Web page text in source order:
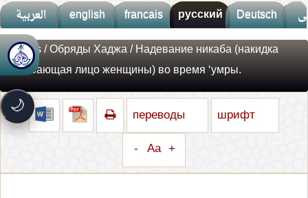
العربية english francais русский Deutsch
🌙
🚀 جديد الموقع!
تعرف على أحدث المميزات
⚡سرعة فائقة
🎨
🔔 إشعارات ذكية
تتابع كل جديد بخطوة واحدة
Fatwas/Обряды Хаджа/ Надевание никаба (накидка
скрывающая лицо женщины) во время ‘умры.
переводы
шрифт
- Aa +